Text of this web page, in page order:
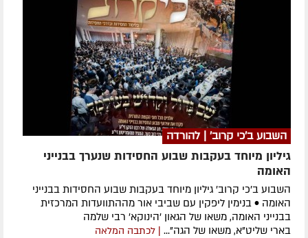
השבוע ב'כי קרוב' | להורדה
גיליון מיוחד בעקבות שבוע החסידות שנערך בבנייני
האומה
השבוע ב'כי קרוב' גיליון מיוחד בעקבות שבוע החסידות בבנייני
האומה • בנימין ליפקין עם שביבי אור מההתוועדות המרכזית
בבנייני האומה, משאו של הגאון 'הינוקא' רבי שלמה
בארי שליט"א, משאו של הגה"... | לכתבה המלאה